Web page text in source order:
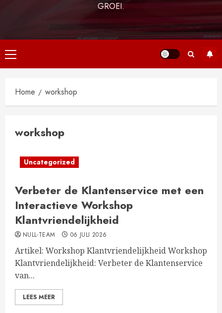
GROEI.
Primair
menu
Home workshop
workshop
Uncategorized
Verbeter de Klantenservice met een
Interactieve Workshop
Klantvriendelijkheid
NULL-TEAM 06 JULI 2026
Artikel: Workshop Klantvriendelijkheid Workshop
Klantvriendelijkheid: Verbeter de Klantenservice
van...
LEES MEER